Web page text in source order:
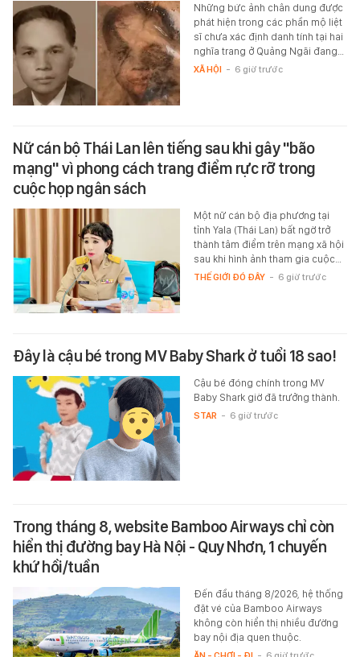
Những bức ảnh chân dung được
phát hiện trong các phần mộ liệt
sĩ chưa xác định danh tính tại hai
nghĩa trang ở Quảng Ngãi đang…
XÃ HỘI - 6 giờ trước
Nữ cán bộ Thái Lan lên tiếng sau khi gây "bão
mạng" vì phong cách trang điểm rực rỡ trong
cuộc họp ngân sách
Một nữ cán bộ địa phương tại
tỉnh Yala (Thái Lan) bất ngờ trở
thành tâm điểm trên mạng xã hội
sau khi hình ảnh tham gia cuộc…
THẾ GIỚI ĐÓ ĐÂY - 6 giờ trước
Đây là cậu bé trong MV Baby Shark ở tuổi 18 sao!
Cậu bé đóng chính trong MV
Baby Shark giờ đã trưởng thành.
STAR - 6 giờ trước
Trong tháng 8, website Bamboo Airways chỉ còn
hiển thị đường bay Hà Nội - Quy Nhơn, 1 chuyến
khứ hồi/tuần
Đến đầu tháng 8/2026, hệ thống
đặt vé của Bamboo Airways
không còn hiển thị nhiều đường
bay nội địa quen thuộc.